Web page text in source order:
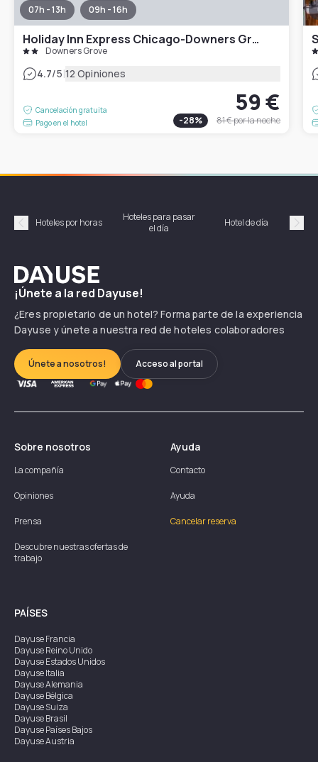
07h - 13h 09h - 16h
Holiday Inn Express Chicago-Downers Grove, an IHG Hotel
Downers Grove
4.7/5|12 Opiniones
Cancelación gratuita
Pago en el hotel
59 €
-28% 81 €por la noche
Précédent
Hoteles por horas
Hoteles para pasar
el día
Hotel de día
Dayuse
¡Únete a la red Dayuse!
¿Eres propietario de un hotel? Forma parte de la experiencia
Dayuse y únete a nuestra red de hoteles colaboradores
Únete a nosotros! Acceso al portal
Sobre nosotros
La compañía
Opiniones
Prensa
Descubre nuestras ofertas de
trabajo
Ayuda
Contacto
Ayuda
Cancelar reserva
PAÍSES
DayuseFrancia
DayuseReino Unido
DayuseEstados Unidos
DayuseItalia
DayuseAlemania
DayuseBélgica
DayuseSuiza
DayuseBrasil
DayusePaíses Bajos
DayuseAustria